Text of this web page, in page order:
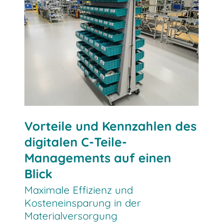
Vorteile und Kennzahlen des
digitalen C-Teile-
Managements auf einen
Blick
Maximale Effizienz und
Kosteneinsparung in der
Materialversorgung